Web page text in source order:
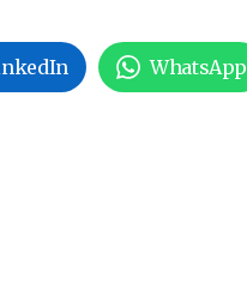
WhatsApp